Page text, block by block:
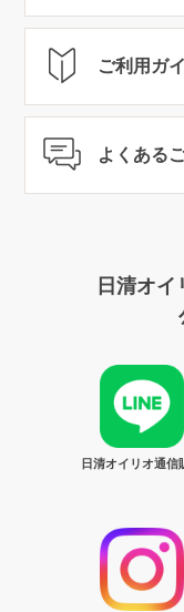
ご利用ガ
よくある
日清オ
日清オイリオ通信